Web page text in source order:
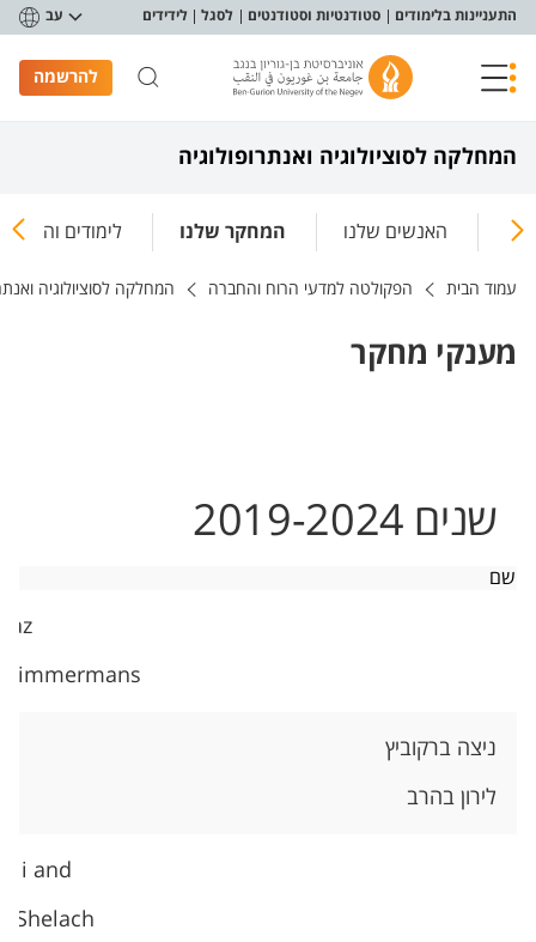
תפריט נגישות
התעניינות בלימודים סטודנטיות וסטודנטים לסגל לידידים עב
להרשמה
המחלקה לסוציולוגיה ואנתרופולוגיה
האנשים שלנו המחקר שלנו לימודים והוראה
עמוד הבית הפקולטה למדעי הרוח והחברה המחלקה לסוציולוגיה
מענקי מחקר
שנים 2019-2024
שם
T​immermans
ניצה ברקוביץ
לירון בהרב
and
Shelach